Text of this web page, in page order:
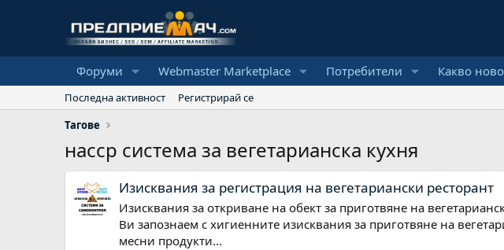
Форуми Webmaster Marketplace Потребители Какво
Последна активност
Регистрирай се
Тагове
насср система за вегетарианска кухня
Изисквания за регистрация на вегетариански ресторант
Изисквания за откриване на обект за приготвяне на
Ви запознаем с хигиенните изисквания за приготвяне на
месни продукти...